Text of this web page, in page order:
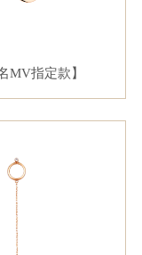
MV指定款】